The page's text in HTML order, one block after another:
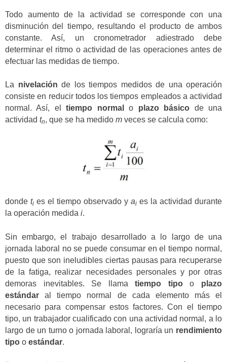
Todo aumento de la actividad se corresponde con una
disminución del tiempo, resultando el producto de ambos
constante. Así, un cronometrador adiestrado debe
determinar el ritmo o actividad de las operaciones antes de
efectuar las medidas de tiempo.
La nivelación de los tiempos medidos de una operación
consiste en reducir todos los tiempos empleados a actividad
normal. Así, eltiempo normal o plazo básico de una
actividad tn, que se ha medido m veces se calcula como:
donde ti es el tiempo observado y ai es la actividad durante
la operación medida i.
Sin embargo, el trabajo desarrollado a lo largo de una
jornada laboral no se puede consumar en el tiempo normal,
puesto que son ineludibles ciertas pausas para recuperarse
de la fatiga, realizar necesidades personales y por otras
demoras inevitables. Se llamatiempo tipoo plazo
estándar al tiempo normal de cada elemento más el
necesario para compensar estos factores. Con el tiempo
tipo, un trabajador cualificado con una actividad normal, a lo
largo de un turno o jornada laboral, lograría un rendimiento
tipo o estándar.